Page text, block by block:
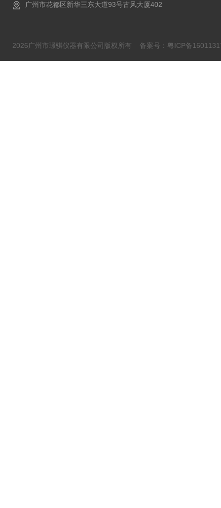
广州市花都区新华三东大道93号古风大厦402
2026广州市璟骐仪器有限公司版权所有 备案号：粤ICP备